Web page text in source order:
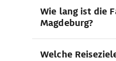
Wie lang ist die
Magdeburg?
Welche